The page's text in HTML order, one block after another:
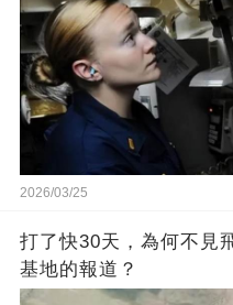
2026/03/25
打了快30天，為何不見
基地的報道？